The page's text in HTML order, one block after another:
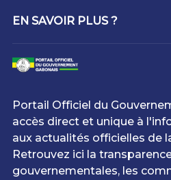
EN SAVOIR PLUS ?
Portail Officiel du
accès direct et unique à
aux actualités officielles de
Retrouvez ici la
gouvernementales, les